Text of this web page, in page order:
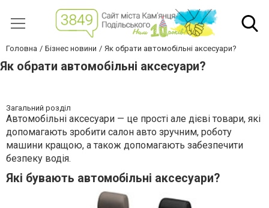
Головна Бізнес новини Як обрати автомобільні аксесуари?
Як обрати автомобільні аксесуари?
Загальний розділ
Автомобільні аксесуари — це прості але дієві товари, які
допомагають зробити салон авто зручним, роботу
машини кращою, а також допомагають забезпечити
безпеку водія.
Які бувають автомобільні аксесуари?